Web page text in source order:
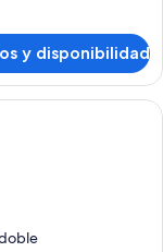
y disponibilidad
una decoración con